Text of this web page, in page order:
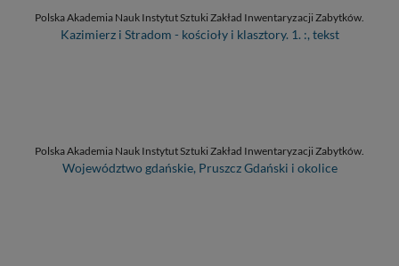
Polska Akademia Nauk Instytut Sztuki Zakład Inwentaryzacji Zabytków.
Kazimierz i Stradom - kościoły i klasztory. 1. :, tekst
Polska Akademia Nauk Instytut Sztuki Zakład Inwentaryzacji Zabytków.
Województwo gdańskie, Pruszcz Gdański i okolice